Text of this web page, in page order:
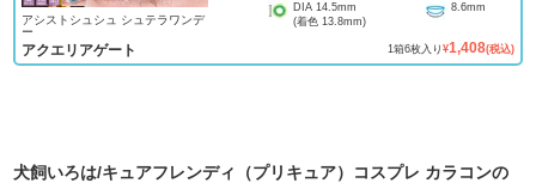
アシストシュシュ シュテラワンデ
ー
アクエリアゲート
DIA 14.5mm
(着色 13.8mm)
8.6mm
1箱6枚入り ¥1,408(税込)
犬飼いろは/キュアフレンディ（プリキュア）コスプレ カラコンの